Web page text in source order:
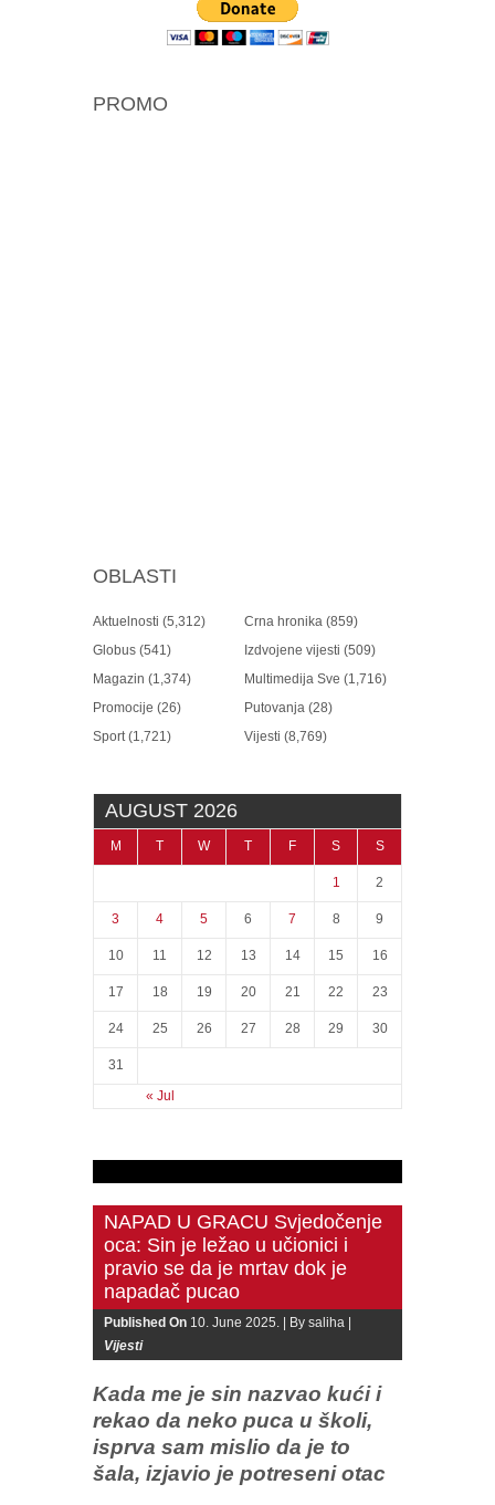
PROMO
OBLASTI
Aktuelnosti (5,312) Crna hronika (859)
Globus (541) Izdvojene vijesti (509)
Magazin (1,374) Multimedija Sve (1,716)
Promocije (26) Putovanja (28)
Sport(1,721) Vijesti (8,769)
AUGUST 2026
M T W T F S S
« Jul
1 2
3 4 5 6 7 8 9
10 11 12 13 14 15 16
17 18 19 20 21 22 23
24 25 26 27 28 29 30
31
NAPAD U GRACU Svjedočenje
oca: Sin je ležao u učionici i
pravio se da je mrtav dok je
napadač pucao
Published On 10. June 2025. |
By saliha |
Vijesti
Kada me je sin nazvao kući i
rekao da neko puca u školi,
isprva sam mislio da je to
šala, izjavio je potreseni otac